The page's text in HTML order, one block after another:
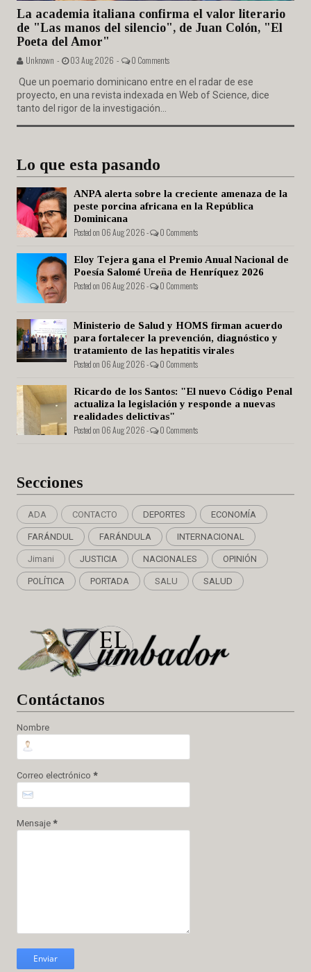
La academia italiana confirma el valor literario
de "Las manos del silencio", de Juan Colón, "El
Poeta del Amor"
Unknown - 03 Aug 2026 - 0 Comments
Que un poemario dominicano entre en el radar de ese
proyecto, en una revista indexada en Web of Science, dice
tanto del rigor de la investigación...
Lo que esta pasando
ANPA alerta sobre la creciente amenaza de la
peste porcina africana en la República
Dominicana
Posted on 06 Aug 2026 - 0 Comments
Eloy Tejera gana el Premio Anual Nacional de
Poesía Salomé Ureña de Henríquez 2026
Posted on 06 Aug 2026 - 0 Comments
Ministerio de Salud y HOMS firman acuerdo
para fortalecer la prevención, diagnóstico y
tratamiento de las hepatitis virales
Posted on 06 Aug 2026 - 0 Comments
Ricardo de los Santos: "El nuevo Código Penal
actualiza la legislación y responde a nuevas
realidades delictivas"
Posted on 06 Aug 2026 - 0 Comments
Secciones
ADA CONTACTO DEPORTES ECONOMÍA
FARÁNDUL FARÁNDULA INTERNACIONAL
Jimani JUSTICIA NACIONALES OPINIÓN
POLÍTICA PORTADA SALU SALUD
Contáctanos
Nombre
Correo electrónico *
Mensaje *